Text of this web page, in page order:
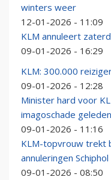
winters weer
12-01-2026 - 11:09
KLM annuleert
09-01-2026 - 16:29
KLM: 300.000
09-01-2026 - 12:28
Minister hard voor
imagoschade
09-01-2026 - 11:16
KLM-topvrouw trekt
annuleringen Schiphol
09-01-2026 - 08:50